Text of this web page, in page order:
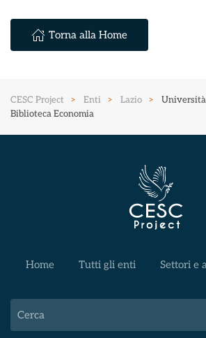
Torna alla Home
CESC Project Enti Lazio
Biblioteca Economia
Home Tutti gli enti Settori e